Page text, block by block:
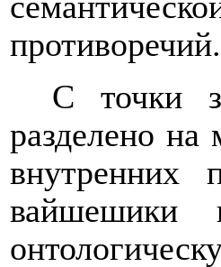
противоречий.
С точки
разделено
внутренних
вайшешики